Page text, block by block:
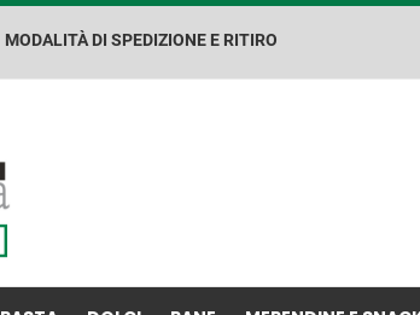
MODALITÀ DI SPEDIZIONE E RITIRO